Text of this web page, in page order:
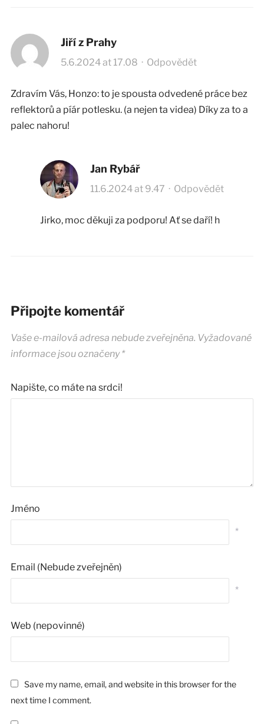
Jiří z Prahy
5.6.2024 at 17.08 · Odpovědět
Zdravím Vás, Honzo: to je spousta odvedené práce bez
reflektorů a píár potlesku. (a nejen ta videa) Díky za to a
palec nahoru!
Jan Rybář
11.6.2024 at 9.47 · Odpovědět
Jirko, moc děkuji za podporu! Ať se daří! h
Připojte komentář
Vaše e-mailová adresa nebude zveřejněna. Vyžadované
informace jsou označeny*
Napište, co máte na srdci!
Jméno
*
Email (Nebude zveřejněn)
*
Web (nepovinné)
Save my name, email, and website in this browser for the
next time I comment.